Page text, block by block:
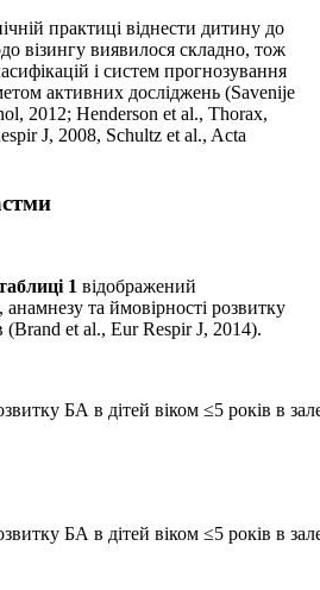
практиці віднести дитину до
візингу виявилося складно, тож
і систем прогнозування
активних досліджень (Savenije
2012; Henderson et al., Thorax,
J, 2008, Schultz et al., Acta
1 відображений
анамнезу та ймовірності розвитку
(Brand et al., Eur Respir J, 2014).
БА в дітей віком ≤5 років в
БА в дітей віком ≤5 років в